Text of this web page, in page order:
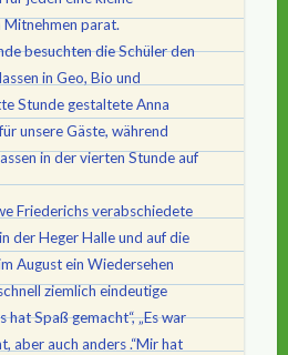
Mitnehmen parat.
besuchten die Schüler den
in Geo, Bio und
Stunde gestaltete Anna
unsere Gäste, während
in der vierten Stunde auf
Friederichs verabschiedete
der Heger Halle und auf die
August ein Wiedersehen
ziemlich eindeutige
hat Spaß gemacht“, „Es war
aber auch anders .“Mir hat